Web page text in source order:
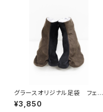
グラースオリジナル足袋 フェイ
クスエード お洒落足袋 バイ
カラー（ブラック×ブラウン） 底
¥3,850